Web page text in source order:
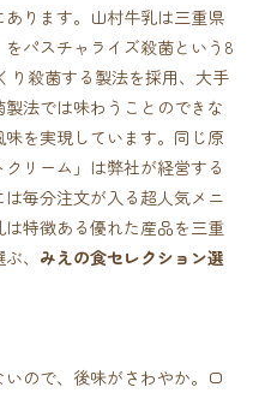
ります。山村牛乳は三重県
パスチャライズ殺菌という8
り殺菌する製法を採用、大手
法では味わうことのできな
を実現しています。同じ原
リーム」は弊社が経営する
毎分注文が入る超人気メニ
特徴ある優れた産品を三重
、 みえの食セレクション選
ので、後味がさわやか。口